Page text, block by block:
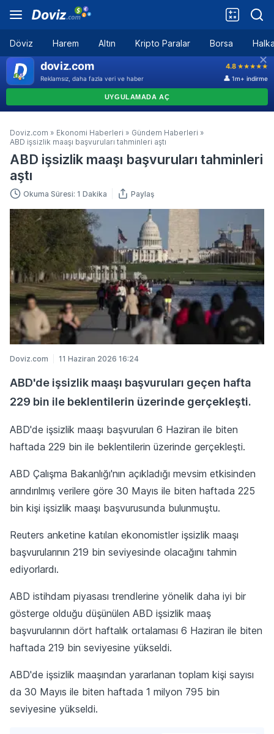
Döviz Harem Altın Kripto Paralar Borsa
Doviz.com » Ekonomi Haberleri » Gündem Haberleri »
ABD işsizlik maaşı başvuruları tahminleri aştı
ABD işsizlik maaşı başvuruları tahminleri
aştı
Okuma Süresi: 1 Dakika Paylaş
Doviz.com 11 Haziran 2026 16:24
ABD'de işsizlik maaşı başvuruları geçen hafta
229 bin ile beklentilerin üzerinde gerçekleşti.
ABD'de işsizlik maaşı başvuruları ​6 Haziran ile ​biten
haftada 229 bin ile beklentilerin üzerinde gerçekleşti.
ABD Çalışma Bakanlığı'nın açıkladığı mevsim ‌etkisinden
arındırılmış ⁠verilere göre 30 Mayıs ‌ile biten haftada ⁠225
bin kişi işsizlik maaşı ‌başvurusunda bulunmuştu.
Reuters anketine katılan ‌ekonomistler işsizlik maaşı
başvurularının ‌219 bin seviyesinde olacağını tahmin
‌ediyorlardı.
ABD istihdam piyasası trendlerine yönelik daha iyi bir
gösterge ‌olduğu düşünülen ​ABD işsizlik maaş
başvurularının dört haftalık ortalaması 6 Haziran ile biten
haftada 219 bin seviyesine yükseldi.
ABD'de işsizlik maaşından yararlanan toplam ​kişi ​sayısı
da 30 Mayıs ​ile biten haftada 1 milyon 795 bin
⁠seviyesine yükseldi.